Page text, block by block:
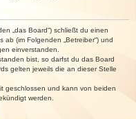
„das Board“) schließt du einen
(im Folgenden „Betreiber“) und
einverstanden.
bist, so darfst du das Board
gelten jeweils die an dieser Stelle
geschlossen und kann von beiden
werden.